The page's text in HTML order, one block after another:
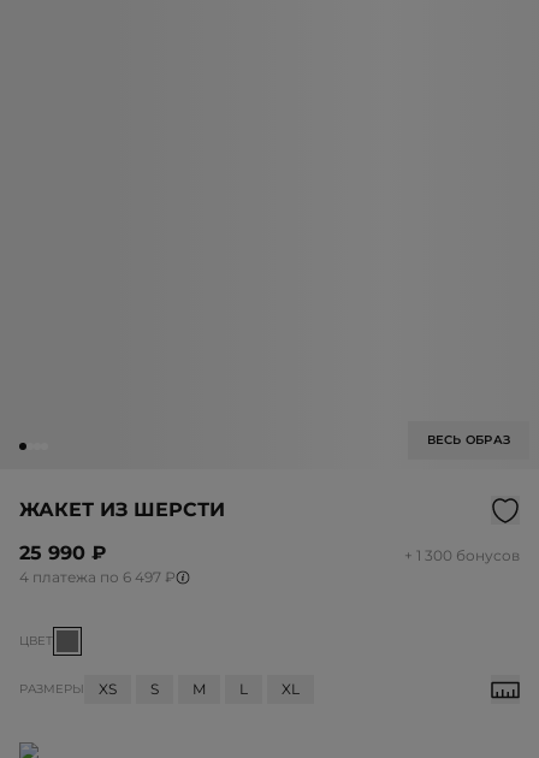
ВЕСЬ ОБРАЗ
ЖАКЕТ ИЗ ШЕРСТИ
25 990 ₽
+ 1 300 бонусов
4 платежа по 6 497 ₽
ЦВЕТ
РАЗМЕРЫ XS S M L XL